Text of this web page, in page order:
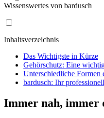
Wissenswertes von bardusch
Inhaltsverzeichnis
Das Wichtigste in Kürze
Gehörschutz: Eine
Unterschiedliche Formen
bardusch: Ihr
Immer nah, immer